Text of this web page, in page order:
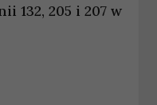
132, 205 i 207 w